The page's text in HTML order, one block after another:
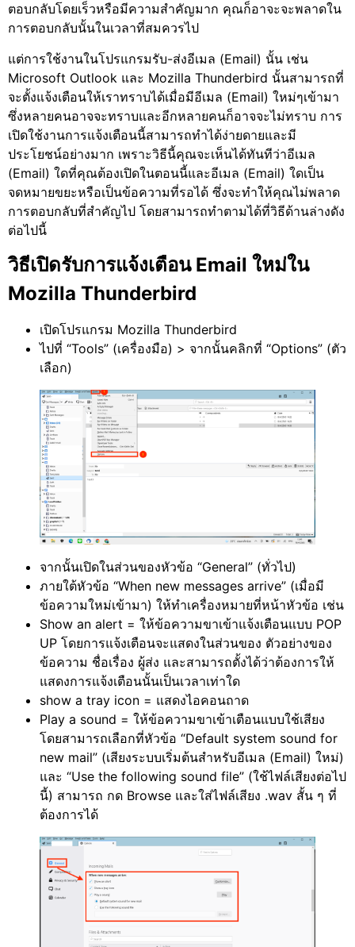
ตอบกลับโดยเร็วหรือมีความสำคัญมาก คุณก็อาจะจะพลาดใน
การตอบกลับนั้นในเวลาที่สมควรไป
แต่การใช้งานในโปรแกรมรับ-ส่งอีเมล (Email) นั้น เช่น
Microsoft Outlook และ Mozilla Thunderbird นั้นสามารถที่
จะตั้งแจ้งเตือนให้เราทราบได้เมื่อมีอีเมล (Email) ใหม่ๆเข้ามา
ซึ่งหลายคนอาจจะทราบและอีกหลายคนก็อาจจะไม่ทราบ การ
เปิดใช้งานการแจ้งเตือนนี้สามารถทำได้ง่ายดายและมี
ประโยชน์อย่างมาก เพราะวิธีนี้คุณจะเห็นได้ทันทีว่าอีเมล
(Email) ใดที่คุณต้องเปิดในตอนนี้และอีเมล (Email) ใดเป็น
จดหมายขยะหรือเป็นข้อความที่รอได้ ซึ่งจะทำให้คุณไม่พลาด
การตอบกลับที่สำคัญไป โดยสามารถทำตามได้ที่วิธีด้านล่างดัง
ต่อไปนี้
วิธีเปิดรับการแจ้งเตือน Email ใหม่ใน
Mozilla Thunderbird
เปิดโปรแกรม Mozilla Thunderbird
ไปที่ “Tools” (เครื่องมือ) > จากนั้นคลิกที่ “Options” (ตัว
เลือก)
จากนั้นเปิดในส่วนของหัวข้อ “General” (ทั่วไป)
ภายใต้หัวข้อ “When new messages arrive” (เมื่อมี
ข้อความใหม่เข้ามา) ให้ทำเครื่องหมายที่หน้าหัวข้อ เช่น
Show an alert = ให้ข้อความขาเข้าแจ้งเตือนแบบ POP
UP โดยการแจ้งเตือนจะแสดงในส่วนของ ตัวอย่างของ
ข้อความ ชื่อเรื่อง ผู้ส่ง และสามารถตั้งได้ว่าต้องการให้
แสดงการแจ้งเตือนนั้นเป็นเวลาเท่าใด
show a tray icon = แสดงไอคอนถาด
Play a sound = ให้ข้อความขาเข้าเตือนแบบใช้เสียง
โดยสามารถเลือกที่หัวข้อ “Default system sound for
new mail” (เสียงระบบเริ่มต้นสำหรับอีเมล (Email) ใหม่)
และ “Use the following sound file” (ใช้ไฟล์เสียงต่อไป
นี้) สามารถ กด Browse และใส่ไฟล์เสียง .wav สั้น ๆ ที่
ต้องการได้